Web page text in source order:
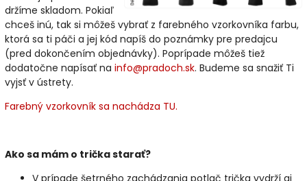
držíme skladom. Pokiaľ
chceš inú, tak si môžeš vybrať z farebného vzorkovníka farbu,
ktorá sa ti páči a jej kód napíš do poznámky pre predajcu
(pred dokončením objednávky). Poprípade môžeš tiež
dodatočne napísať na info@pradoch.sk. Budeme sa snažiť Ti
vyjsť v ústrety.
Farebný vzorkovník sa nachádza TU.
Ako sa mám o trička starať?
V prípade šetrného zachádzania potlač trička vydrží aj